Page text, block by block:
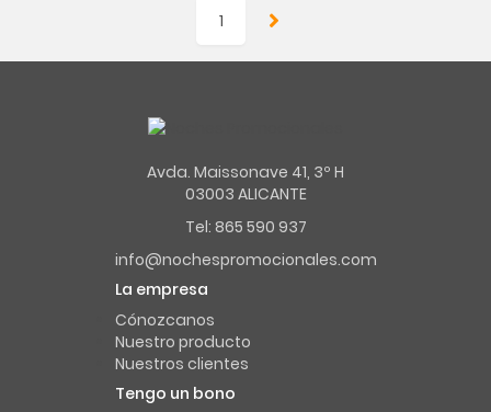
1
Avda. Maissonave 41, 3º H
03003 ALICANTE
Tel: 865 590 937
info@nochespromocionales.com
La empresa
Cónozcanos
Nuestro producto
Nuestros clientes
Tengo un bono